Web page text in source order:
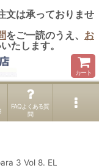
文は承っておりませ
をご一読のうえ、 お
たします。
カート
FAQよくある質
問
3 Vol 8. EL